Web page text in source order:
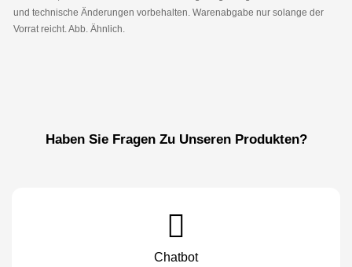
und technische Änderungen vorbehalten. Warenabgabe nur solange der
Vorrat reicht. Abb. Ähnlich.
Haben Sie Fragen Zu Unseren Produkten?
Chatbot